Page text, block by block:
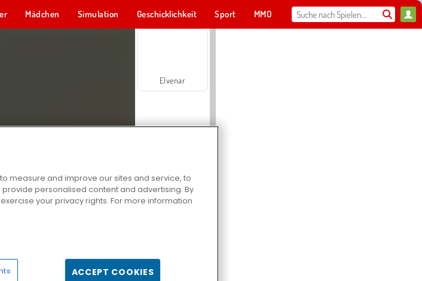
Mädchen Simulation Geschicklichkeit Sport MMO
Elvenar
measure and improve our sites and service, to
personalised content and advertising. By
your privacy rights. For more information
ACCEPT COOKIES